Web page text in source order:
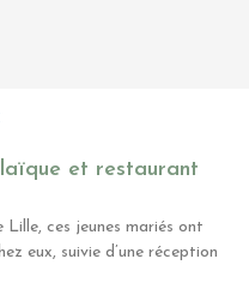
et restaurant
ces jeunes mariés ont
eux, suivie d’une réception